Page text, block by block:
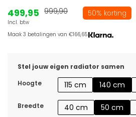
499,95
Incl. btw
999,90 50% korting
Maak 3 betalingen van €166,65.
Stel jouw eigen radiator samen
Hoogte
115 cm 140 cm
Breedte 40 cm 50 cm